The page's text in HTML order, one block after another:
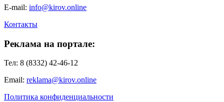
E-mail: info@kirov.online
Контакты
Реклама на портале:
Тел: 8 (8332) 42-46-12
Email: reklama@kirov.online
Политика конфиденциальности